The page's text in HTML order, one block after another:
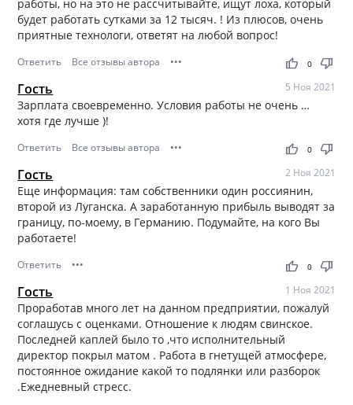
работы, но на это не рассчитывайте, ищут лоха, который
будет работать сутками за 12 тысяч. ! Из плюсов, очень
приятные технологи, ответят на любой вопрос!
Ответить Все отзывы автора ••• thumb_up thumb_down
0
Гость 5 Ноя 2021
Зарплата своевременно. Условия работы не очень …
хотя где лучше )!
Ответить Все отзывы автора ••• thumb_up thumb_down
0
Гость 2 Ноя 2021
Еще информация: там собственники один россиянин,
второй из Луганска. А заработанную прибыль выводят за
границу, по-моему, в Германию. Подумайте, на кого Вы
работаете!
Ответить ••• thumb_up thumb_down
0
Гость 1 Ноя 2021
Проработав много лет на данном предприятии, пожалуй
соглашусь с оценками. Отношение к людям свинское.
Последней каплей было то ,что исполнительный
директор покрыл матом . Работа в гнетущей атмосфере,
постоянное ожидание какой то подлянки или разборок
.Ежедневный стресс.